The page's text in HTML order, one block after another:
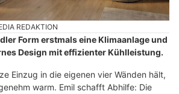
REDAKTION
Form erstmals eine Klimaanlage und
Design mit effizienter Kühlleistung.
Einzug in die eigenen vier Wänden hält,
warm. Emil schafft Abhilfe: Die